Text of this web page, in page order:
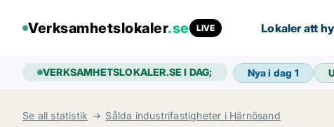
Verksamhetslokaler.se LIVE Lokaler att
VERKSAMHETSLOKALER.SE I DAG; Nya i dag 1
Se all statistik Sålda industrifastigheter i Härnösand